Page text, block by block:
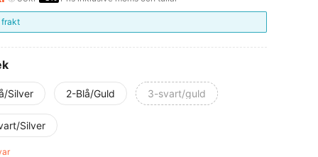
AND AVAILABILITY
frakt
Silver 2-Blå/Guld 3-svart/guld
Silver